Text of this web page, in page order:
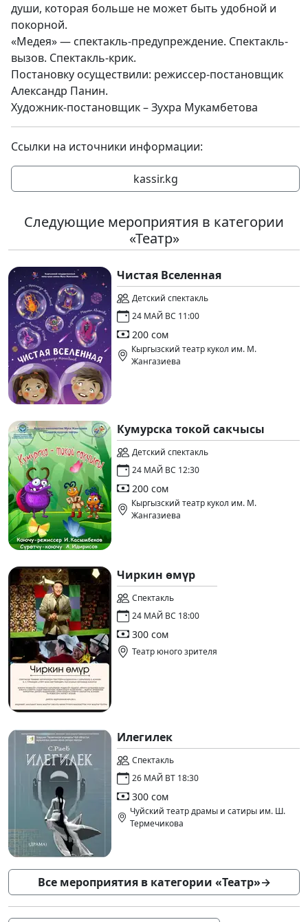
души, которая больше не может быть удобной и
покорной.
«Медея» — спектакль-предупреждение. Спектакль-
вызов. Спектакль-крик.
Постановку осуществили: режиссер-постановщик
Александр Панин.
Художник-постановщик – Зухра Мукамбетова
Ссылки на источники информации:
kassir.kg
Следующие мероприятия в категории
«Театр»
Чистая Вселенная
Детский спектакль
24 МАЙ ВС 11:00
200 сом
Кыргызский театр кукол им. М.
Жангазиева
Кумурска токой сакчысы
Детский спектакль
24 МАЙ ВС 12:30
200 сом
Кыргызский театр кукол им. М.
Жангазиева
Чиркин өмүр
Спектакль
24 МАЙ ВС 18:00
300 сом
Театр юного зрителя
Илегилек
Спектакль
26 МАЙ ВТ 18:30
300 сом
Чуйский театр драмы и сатиры им. Ш.
Термечикова
Все мероприятия в категории «Театр»→